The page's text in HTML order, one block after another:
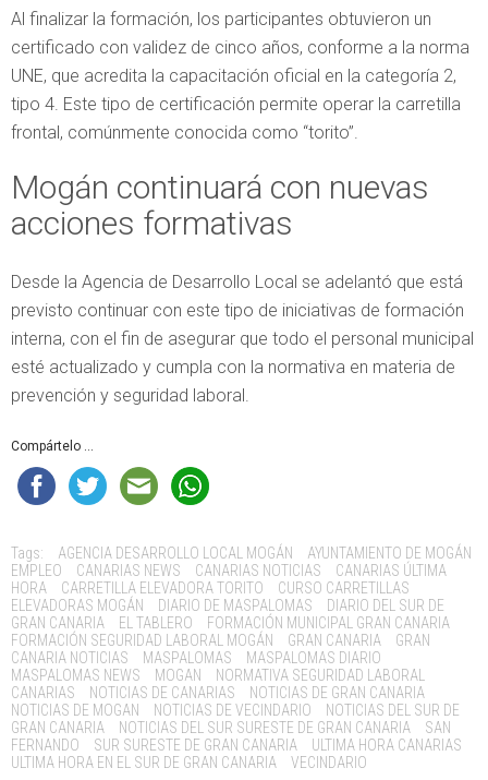
Al finalizar la formación, los participantes obtuvieron un
certificado con validez de cinco años, conforme a la norma
UNE, que acredita la capacitación oficial en la categoría 2,
tipo 4. Este tipo de certificación permite operar la carretilla
frontal, comúnmente conocida como “torito”.
Mogán continuará con nuevas
acciones formativas
Desde la Agencia de Desarrollo Local se adelantó que está
previsto continuar con este tipo de iniciativas de formación
interna, con el fin de asegurar que todo el personal municipal
esté actualizado y cumpla con la normativa en materia de
prevención y seguridad laboral.
Compártelo ...
Tags: AGENCIA DESARROLLO LOCAL MOGÁN
AYUNTAMIENTO DE MOGÁN
EMPLEO
CANARIAS NEWS CANARIAS NOTICIAS
CANARIAS ÚLTIMA
HORA
CARRETILLA ELEVADORA TORITO
CURSO CARRETILLAS
ELEVADORAS MOGÁN
DIARIO DE MASPALOMAS
DIARIO DEL SUR DE
GRAN CANARIA
EL TABLERO
FORMACIÓN MUNICIPAL GRAN CANARIA
FORMACIÓN SEGURIDAD LABORAL MOGÁN
GRAN CANARIA
GRAN
CANARIA NOTICIAS
MASPALOMAS
MASPALOMAS DIARIO
MASPALOMAS NEWS
MOGAN
NORMATIVA SEGURIDAD LABORAL
CANARIAS
NOTICIAS DE CANARIAS
NOTICIAS DE GRAN CANARIA
NOTICIAS DE MOGAN
NOTICIAS DE VECINDARIO
NOTICIAS DEL SUR DE
GRAN CANARIA
NOTICIAS DEL SUR SURESTE DE GRAN CANARIA
SAN
FERNANDO
SUR SURESTE DE GRAN CANARIA
ULTIMA HORA CANARIAS
ULTIMA HORA EN EL SUR DE GRAN CANARIA
VECINDARIO